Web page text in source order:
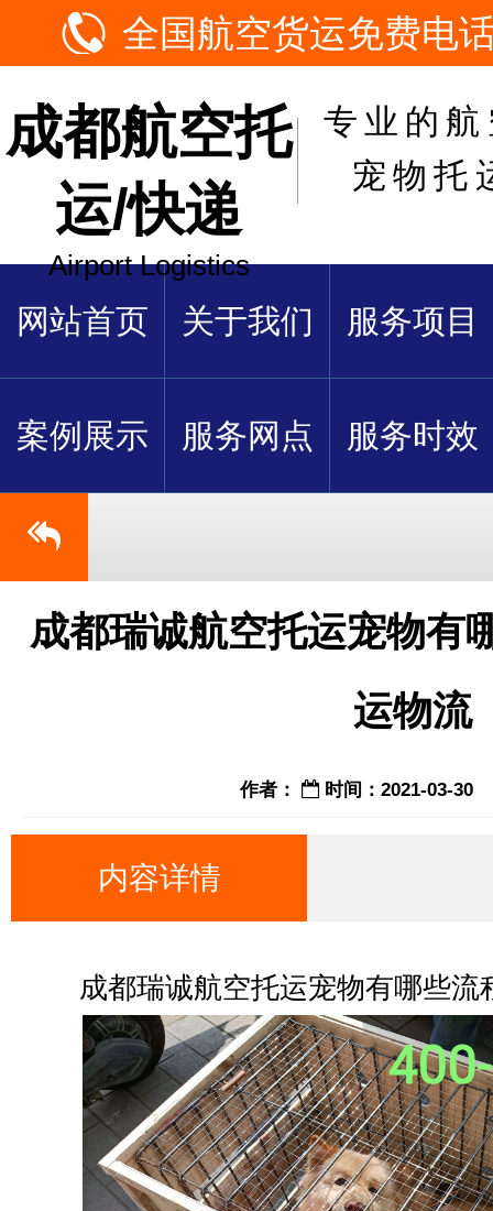
全国航空货运免费电
成都航空托
运/快递
Airport Logistics
专业的
宠物托
网站首页 关于我们 服务项目
案例展示 服务网点 服务时效
成都瑞诚航空托运宠物有
运物流
作者： 时间：2021-03-30
内容详情
成都瑞诚航空托运宠物有哪些流